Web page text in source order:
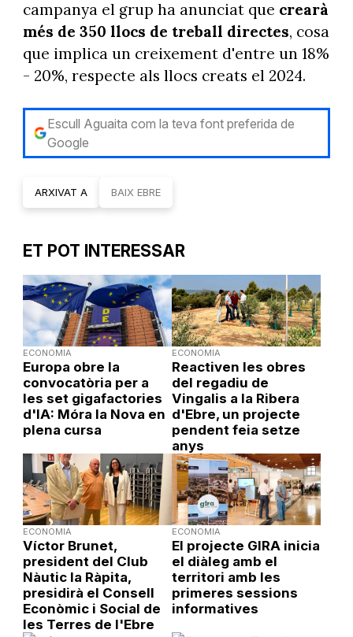
campanya el grup ha anunciat que crearà
més de 350 llocs de treball directes, cosa
que implica un creixement d'entre un 18%
- 20%, respecte als llocs creats el 2024.
Escull Aguaita com la teva font preferida de
Google
ARXIVAT A BAIX EBRE
ET POT INTERESSAR
ECONOMIA
Europa obre la
convocatòria per a
les set gigafactories
d'IA: Móra la Nova en
plena cursa
ECONOMIA
Reactiven les obres
del regadiu de
Vingalis a la Ribera
d'Ebre, un projecte
pendent feia setze
anys
ECONOMIA
Víctor Brunet,
president del Club
Nàutic la Ràpita,
presidirà el Consell
Econòmic i Social de
les Terres de l'Ebre
ECONOMIA
El projecte GIRA inicia
el diàleg amb el
territori amb les
primeres sessions
informatives